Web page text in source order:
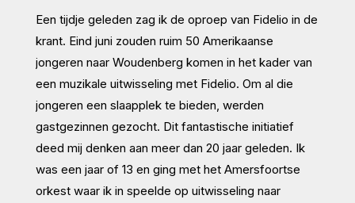
Een tijdje geleden zag ik de oproep van Fidelio in de
krant. Eind juni zouden ruim 50 Amerikaanse
jongeren naar Woudenberg komen in het kader van
een muzikale uitwisseling met Fidelio. Om al die
jongeren een slaapplek te bieden, werden
gastgezinnen gezocht. Dit fantastische initiatief
deed mij denken aan meer dan 20 jaar geleden. Ik
was een jaar of 13 en ging met het Amersfoortse
orkest waar ik in speelde op uitwisseling naar